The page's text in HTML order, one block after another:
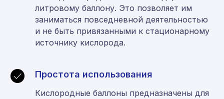
литровому баллону. Это позволяет им
заниматься повседневной деятельностью
и не быть привязанными к стационарному
источнику кислорода.
Простота использования
Кислородные баллоны предназначены для